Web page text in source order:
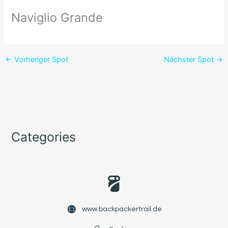
Naviglio Grande
← Vorheriger Spot Nächster Spot →
Categories
www.backpackertrail.de